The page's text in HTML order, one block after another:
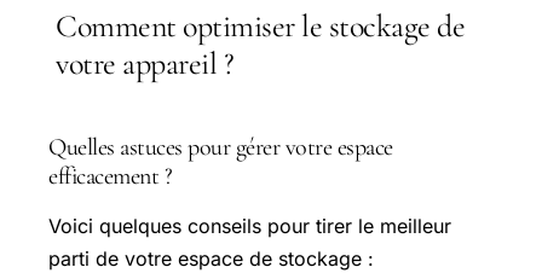
Comment optimiser le stockage de
votre appareil ?
Quelles astuces pour gérer votre espace
efficacement ?
Voici quelques conseils pour tirer le meilleur
parti de votre espace de stockage :